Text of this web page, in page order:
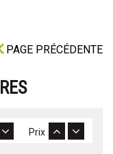
PAGE PRÉCÉDENTE
Prix